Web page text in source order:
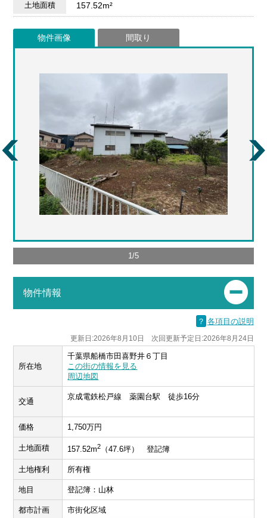
土地面積 157.52m²
物件画像 間取り
1/5
物件情報
？ 各項目の説明
更新日:2026年8月10日 次回更新予定日:2026年8月24日
所在地
千葉県船橋市田喜野井６丁目
この街の情報を見る
周辺地図
交通
京成電鉄松戸線 薬園台駅 徒歩16分
価格 1,750万円
土地面積 157.52m2 （47.6坪） 登記簿
土地権利 所有権
地目 登記簿：山林
都市計画 市街化区域